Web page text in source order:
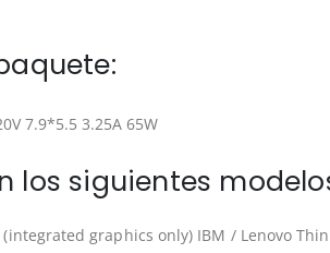
7.9*5.5 3.25A 65W
los siguientes
graphics only) IBM / Lenovo